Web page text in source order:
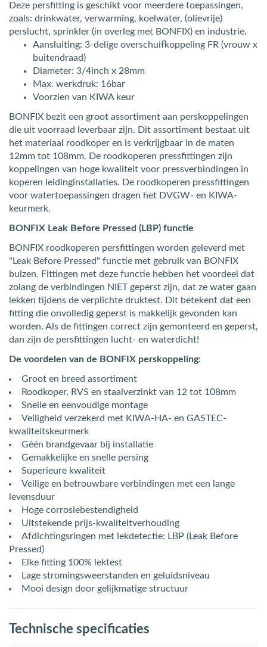
Deze persfitting is geschikt voor meerdere toepassingen,
zoals: drinkwater, verwarming, koelwater, (olievrije)
perslucht, sprinkler (in overleg met BONFIX) en industrie.
Aansluiting: 3-delige overschuifkoppeling FR (vrouw x
buitendraad)
Diameter: 3/4inch x 28mm
Max. werkdruk: 16bar
Voorzien van KIWA keur
BONFIX bezit een groot assortiment aan perskoppelingen
die uit voorraad leverbaar zijn. Dit assortiment bestaat uit
het materiaal roodkoper en is verkrijgbaar in de maten
12mm tot 108mm. De roodkoperen pressfittingen zijn
koppelingen van hoge kwaliteit voor pressverbindingen in
koperen leidinginstallaties. De roodkoperen pressfittingen
voor watertoepassingen dragen het DVGW- en KIWA-
keurmerk.
BONFIX Leak Before Pressed (LBP) functie
BONFIX roodkoperen persfittingen worden geleverd met
"Leak Before Pressed" functie met gebruik van BONFIX
buizen. Fittingen met deze functie hebben het voordeel dat
zolang de verbindingen NIET geperst zijn, dat ze water gaan
lekken tijdens de verplichte druktest. Dit betekent dat een
fitting die onvolledig geperst is makkelijk gevonden kan
worden. Als de fittingen correct zijn gemonteerd en geperst,
dan zijn de persfittingen lucht- en waterdicht!
De voordelen van de BONFIX perskoppeling:
Groot en breed assortiment
Roodkoper, RVS en staalverzinkt van 12 tot 108mm
Snelle en eenvoudige montage
Veiligheid verzekerd met KIWA-HA- en GASTEC-
kwaliteitskeurmerk
Géén brandgevaar bij installatie
Gemakkelijke en snelle persing
Superieure kwaliteit
Veilige en betrouwbare verbindingen met een lange
levensduur
Hoge corrosiebestendigheid
Uitstekende prijs-kwaliteitverhouding
Afdichtingsringen met lekdetectie: LBP (Leak Before
Pressed)
Elke fitting 100% lektest
Lage stromingsweerstanden en geluidsniveau
Mooi design door gelijkmatige structuur
Technische specificaties